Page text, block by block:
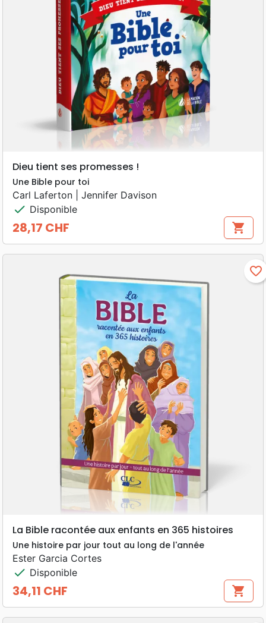
Dieu tient ses promesses !
Une Bible pour toi
Carl Laferton | Jennifer Davison
check Disponible
Prix
28,17 CHF shopping_cart
favorite_border
La Bible racontée aux enfants en 365 histoires
Une histoire par jour tout au long de l'année
Ester Garcia Cortes
check Disponible
Prix
34,11 CHF shopping_cart